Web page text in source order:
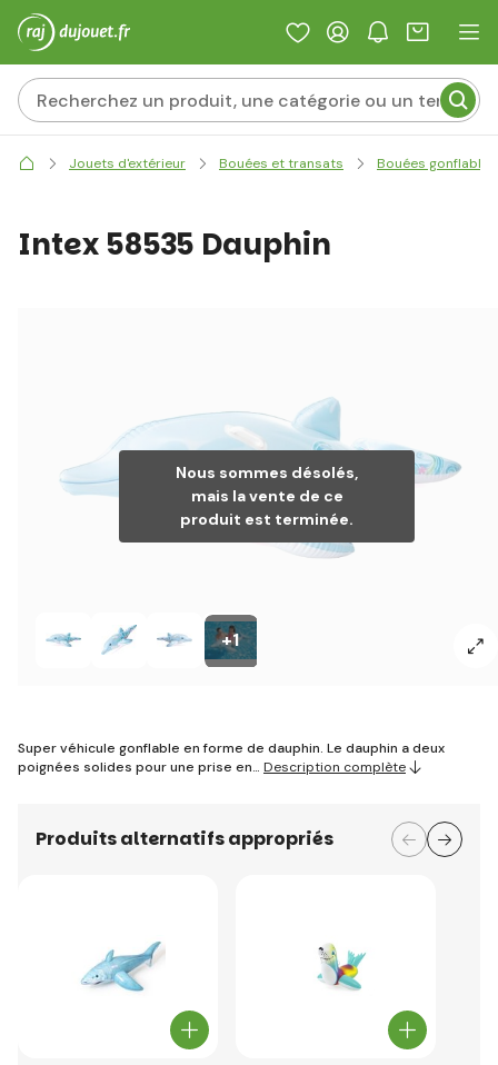
Jouets d'extérieur Bouées et transats Bouées gonflables
+1
Nous sommes désolés,
mais la vente de ce
produit est terminée.
Intex 58535 Dauphin
Super véhicule gonflable en forme de dauphin. Le dauphin a deux
poignées solides pour une prise en… Description complète
Produits alternatifs appropriés